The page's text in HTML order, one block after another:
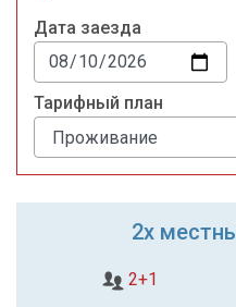
Дата заезда
Тарифный план
2х
2+1